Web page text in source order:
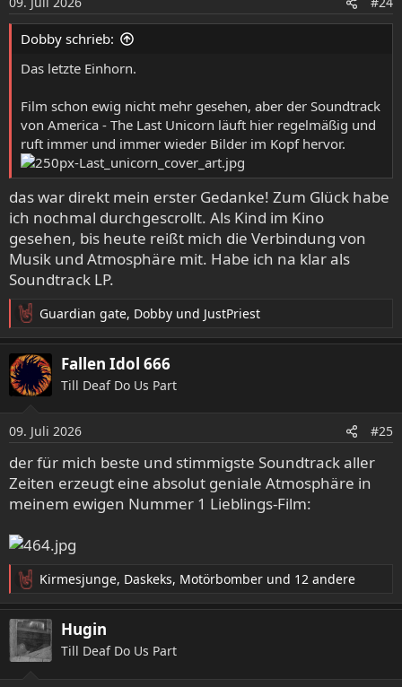
n
e
nDobby schrieb:
Das letzte Einhorn.
Film schon ewig nicht mehr gesehen, aber der Soundtrack
von America - The Last Unicorn läuft hier regelmäßig und
ruft immer und immer wieder Bilder im Kopf hervor.
das war direkt mein erster Gedanke! Zum Glück habe
ich nochmal durchgescrollt. Als Kind im Kino
gesehen, bis heute reißt mich die Verbindung von
Musik und Atmosphäre mit. Habe ich na klar als
Soundtrack LP.
R
e
a
k
t
n
e
n
:
Guardian gate, Dobby und JustPriest
Fallen Idol 666
Till Deaf Do Us Part
09. Juli 2026 #25
der für mich beste und stimmigste Soundtrack aller
Zeiten erzeugt eine absolut geniale Atmosphäre in
meinem ewigen Nummer 1 Lieblings-Film:
R
e
a
t
Kirmesjunge, Daskeks, Motörbomber und 12 andere
Hugin
Till Deaf Do Us Part